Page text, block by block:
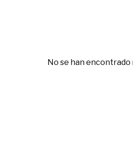
No se han encontrado